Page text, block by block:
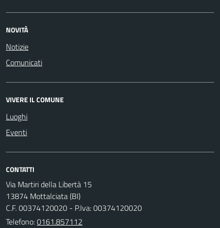
NOVITÀ
Notizie
Comunicati
VIVERE IL COMUNE
Luoghi
Eventi
CONTATTI
Via Martiri della Libertà 15
13874 Mottalciata (BI)
C.F. 00374120020 - P.Iva: 00374120020
Telefono:0161.857112